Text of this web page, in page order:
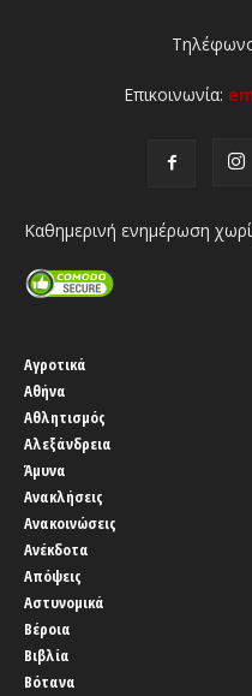
Επικοινωνία:
Καθημερινή ενημέρωση
Αγροτικά
Αθήνα
Αθλητισμός
Αλεξάνδρεια
Άμυνα
Ανακλήσεις
Ανακοινώσεις
Ανέκδοτα
Απόψεις
Αστυνομικά
Βέροια
Βιβλία
Βότανα